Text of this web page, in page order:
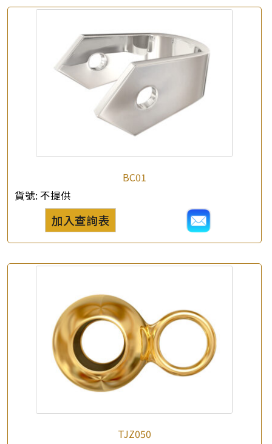
×
公司名稱
*聯絡電話
查詢以下產品
BC01
貨號: 不提供
加入查詢表
TJZ050